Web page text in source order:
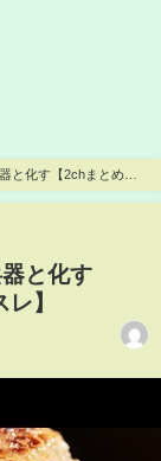
と化す【2chまとめ】
と化す
】